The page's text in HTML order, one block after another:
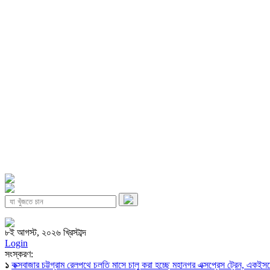
৮ই আগস্ট, ২০২৬ খ্রিস্টাব্দ
Login
সংস্করণ:
১ কক্সবাজার চট্টগ্রাম রেলপথে চলতি মাসে চালু করা হচ্ছে মহানগর এক্সপ্রেস ট্রেন,